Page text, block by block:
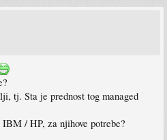
tj. Sta je prednost tog managed
/ HP, za njihove potrebe?